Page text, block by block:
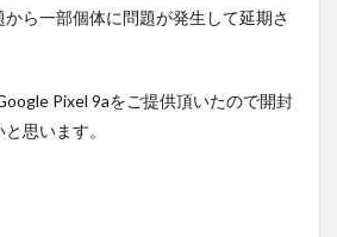
ら一部個体に問題が発生して延期さ
Pixel 9aをご提供頂いたので開封
思います。